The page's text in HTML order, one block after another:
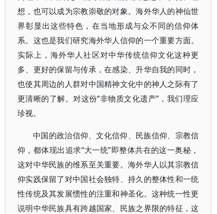
想，也可以成为宗教崇敬的对象。海外华人的神仙世
界彰显出这些特色，在当地形成与众不同的信仰体
系。这也是我们研究海外华人信仰的一个重要方面。
实际上，海外华人社区对中华传统信仰文化这种更
多、更好的保留与传承，在感染、升华自我的同时，
也使其周边的人群对中国精神文化中的神人之际有了
更清晰的了解。对这份“非物质文化遗产”，我们理应
珍视。
中国的政治信仰、文化信仰、民族信仰、宗教信
仰，都体现出追求“大一统”即整体共在的这一奥秘，
这对中华民族的维系至关重要。海外华人以其宗教信
仰实践保留了对中国社会独特、持久的整体性和一统
性传统及其发展惯性的注重和神圣化。这种统一性更
说明中华民族具有跨越国家、民族之界限的特征，这